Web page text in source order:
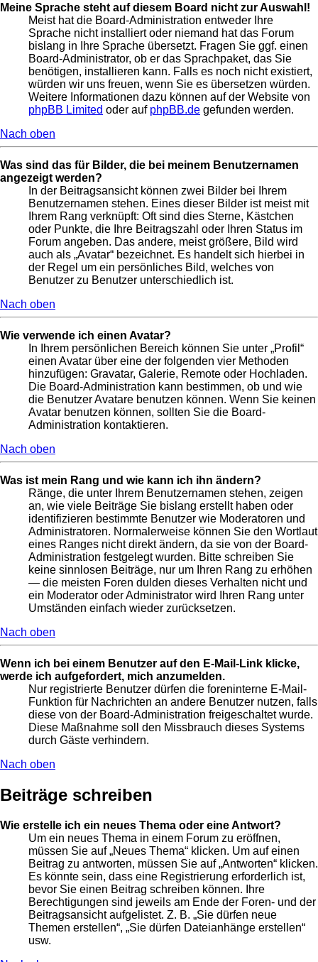
Meine Sprache steht auf diesem Board nicht zur Auswahl!
Meist hat die Board-Administration entweder Ihre
Sprache nicht installiert oder niemand hat das Forum
bislang in Ihre Sprache übersetzt. Fragen Sie ggf. einen
Board-Administrator, ob er das Sprachpaket, das Sie
benötigen, installieren kann. Falls es noch nicht existiert,
würden wir uns freuen, wenn Sie es übersetzen würden.
Weitere Informationen dazu können auf der Website von
phpBB Limited oder auf phpBB.de gefunden werden.
Nach oben
Was sind das für Bilder, die bei meinem Benutzernamen
angezeigt werden?
In der Beitragsansicht können zwei Bilder bei Ihrem
Benutzernamen stehen. Eines dieser Bilder ist meist mit
Ihrem Rang verknüpft: Oft sind dies Sterne, Kästchen
oder Punkte, die Ihre Beitragszahl oder Ihren Status im
Forum angeben. Das andere, meist größere, Bild wird
auch als „Avatar“ bezeichnet. Es handelt sich hierbei in
der Regel um ein persönliches Bild, welches von
Benutzer zu Benutzer unterschiedlich ist.
Nach oben
Wie verwende ich einen Avatar?
In Ihrem persönlichen Bereich können Sie unter „Profil“
einen Avatar über eine der folgenden vier Methoden
hinzufügen: Gravatar, Galerie, Remote oder Hochladen.
Die Board-Administration kann bestimmen, ob und wie
die Benutzer Avatare benutzen können. Wenn Sie keinen
Avatar benutzen können, sollten Sie die Board-
Administration kontaktieren.
Nach oben
Was ist mein Rang und wie kann ich ihn ändern?
Ränge, die unter Ihrem Benutzernamen stehen, zeigen
an, wie viele Beiträge Sie bislang erstellt haben oder
identifizieren bestimmte Benutzer wie Moderatoren und
Administratoren. Normalerweise können Sie den Wortlaut
eines Ranges nicht direkt ändern, da sie von der Board-
Administration festgelegt wurden. Bitte schreiben Sie
keine sinnlosen Beiträge, nur um Ihren Rang zu erhöhen
— die meisten Foren dulden dieses Verhalten nicht und
ein Moderator oder Administrator wird Ihren Rang unter
Umständen einfach wieder zurücksetzen.
Nach oben
Wenn ich bei einem Benutzer auf den E-Mail-Link klicke,
werde ich aufgefordert, mich anzumelden.
Nur registrierte Benutzer dürfen die foreninterne E-Mail-
Funktion für Nachrichten an andere Benutzer nutzen, falls
diese von der Board-Administration freigeschaltet wurde.
Diese Maßnahme soll den Missbrauch dieses Systems
durch Gäste verhindern.
Nach oben
Beiträge schreiben
Wie erstelle ich ein neues Thema oder eine Antwort?
Um ein neues Thema in einem Forum zu eröffnen,
müssen Sie auf „Neues Thema“ klicken. Um auf einen
Beitrag zu antworten, müssen Sie auf „Antworten“ klicken.
Es könnte sein, dass eine Registrierung erforderlich ist,
bevor Sie einen Beitrag schreiben können. Ihre
Berechtigungen sind jeweils am Ende der Foren- und der
Beitragsansicht aufgelistet. Z. B. „Sie dürfen neue
Themen erstellen“, „Sie dürfen Dateianhänge erstellen“
usw.